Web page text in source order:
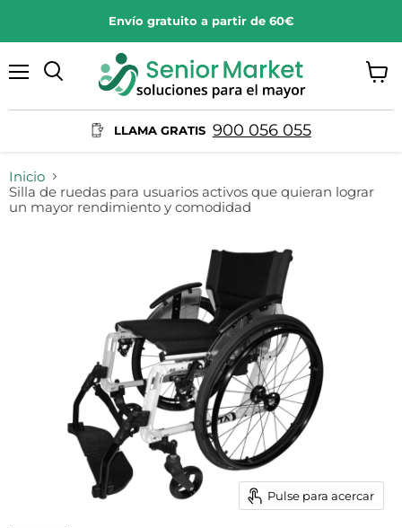
Envío gratuito a partir de 60€
LLAMA GRATIS 900 056 055
Inicio
Silla de ruedas para usuarios activos que quieran lograr
un mayor rendimiento y comodidad
Pulse para acercar